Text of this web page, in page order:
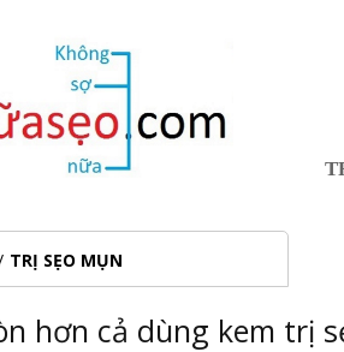
TRỊ SẸO MỤN
hơn cả dùng kem trị